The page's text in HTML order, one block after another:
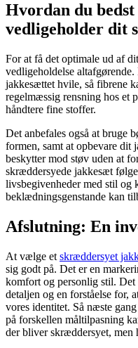
Hvordan du
vedligeholder dit
For at få det optimale ud af
vedligeholdelse
jakkesættet hvile, så fibrene
regelmæssig rensning hos et
håndtere fine stoffer.
Det anbefales også at bruge
formen, samt at opbevare dit
beskytter mod støv uden at
skræddersyede jakkesæt
livsbegivenheder med stil og
beklædningsgenstande kan
Afslutning: En
At vælge et skræddersyet
sig godt på. Det er en
komfort og personlig stil.
detaljen og en forståelse for,
vores identitet. Så næste
på forskellen måltilpasning
der bliver skræddersyet, men